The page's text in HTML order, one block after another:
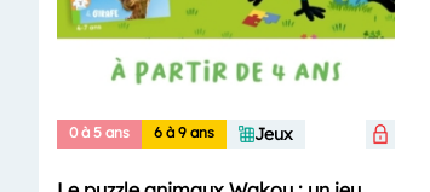
0 à 5 ans 6 à 9 ans Jeux